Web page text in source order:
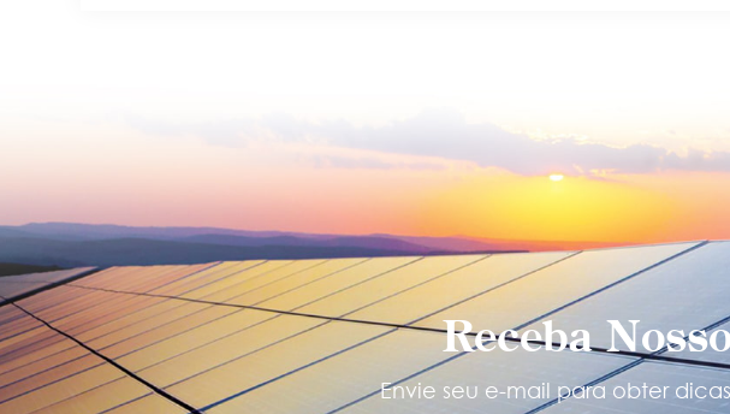
Receba
Envie seu e-mail para obter